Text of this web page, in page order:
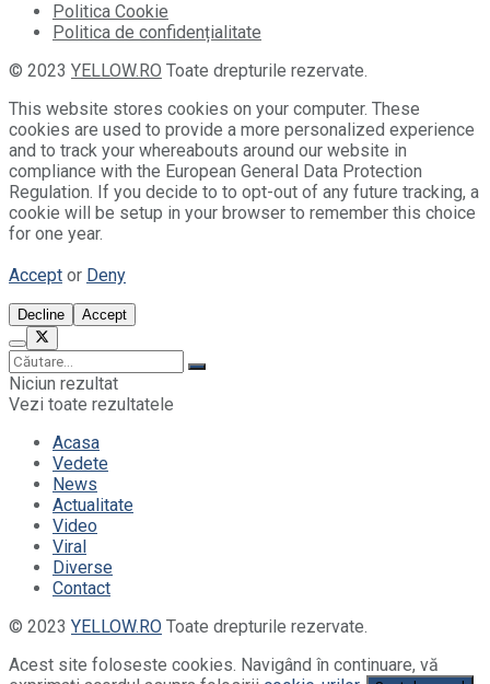
Politica Cookie
Politica de confidențialitate
© 2023 YELLOW.RO Toate drepturile rezervate.
This website stores cookies on your computer. These
cookies are used to provide a more personalized experience
and to track your whereabouts around our website in
compliance with the European General Data Protection
Regulation. If you decide to to opt-out of any future tracking, a
cookie will be setup in your browser to remember this choice
for one year.
Accept or Deny
Decline Accept
Niciun rezultat
Vezi toate rezultatele
Acasa
Vedete
News
Actualitate
Video
Viral
Diverse
Contact
© 2023 YELLOW.RO Toate drepturile rezervate.
Acest site foloseste cookies. Navigând în continuare, vă